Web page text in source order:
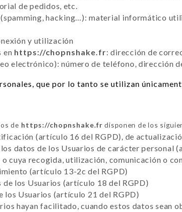
de pedidos, etc.
hacking…): material informático
y utilización
en https://chopnshake.fr: dirección de
electrónico): número de teléfono, dirección
que por lo tanto se utilizan
de https://chopnshake.fr disponen de los
(artículo 16 del RGPD), de
datos de los Usuarios de carácter personal
cuya recogida, utilización, comunicación o
(artículo 13-2c del RGPD)
los Usuarios (artículo 18 del RGPD)
Usuarios (artículo 21 del RGPD)
hayan facilitado, cuando estos datos sean